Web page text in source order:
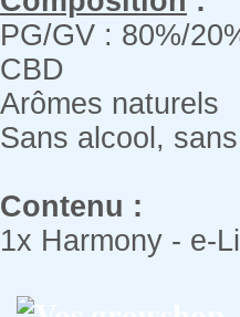
PG/GV : 80%/
CBD
Arômes naturels
Sans alcool,
Contenu :
1x Harmony - e-